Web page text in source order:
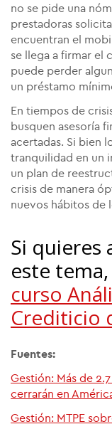
no se pide una
prestadoras
encuentran el
se llega a firmar el
puede perder
un préstamo
En tiempos de
busquen asesoría
acertadas. Si bien
tranquilidad en un
un plan de
crisis de manera
nuevos hábitos de
Si quieres
este
curso
Crediticio
Fuentes:
Gestión: Más de
cerrarán en
Gestión: MTPE